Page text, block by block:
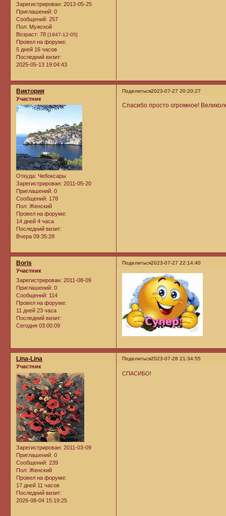
Зарегистрирован: 2013-05-25
Приглашений: 0
Сообщений: 257
Пол: Мужской
Возраст: 78 [1947-12-05]
Провел на форуме:
5 дней 16 часов
Последний визит:
2025-05-13 19:04:43
Поделиться2023-07-27 20:20:27
Виктория
Участник
Откуда: Чебоксары
Зарегистрирован: 2011-05-20
Приглашений: 0
Сообщений: 178
Пол: Женский
Провел на форуме:
14 дней 4 часа
Последний визит:
Вчера 09:35:28
Спасибо просто огромное!
Поделиться2023-07-27 22:14:40
Boris
Участник
Зарегистрирован: 2011-08-09
Приглашений: 0
Сообщений: 114
Провел на форуме:
11 дней 23 часа
Последний визит:
Сегодня 03:00:09
Поделиться2023-07-28 21:34:55
Lina-Lina
Участник
Зарегистрирован: 2011-03-09
Приглашений: 0
Сообщений: 239
Пол: Женский
Провел на форуме:
17 дней 11 часов
Последний визит:
2026-08-04 15:19:25
CПАСИБО!